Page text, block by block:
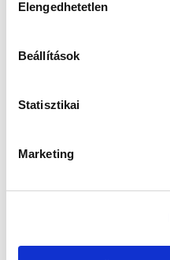
kiválasztása
Elengedhetetlen
Beállítások
Statisztikai
Marketing